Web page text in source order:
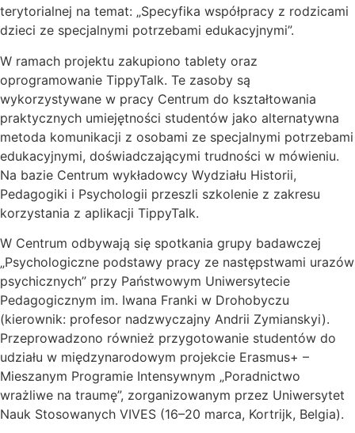
terytorialnej na temat: „Specyfika współpracy z rodzicami
dzieci ze specjalnymi potrzebami edukacyjnymi”.
W ramach projektu zakupiono tablety oraz
oprogramowanie TippyTalk. Te zasoby są
wykorzystywane w pracy Centrum do kształtowania
praktycznych umiejętności studentów jako alternatywna
metoda komunikacji z osobami ze specjalnymi potrzebami
edukacyjnymi, doświadczającymi trudności w mówieniu.
Na bazie Centrum wykładowcy Wydziału Historii,
Pedagogiki i Psychologii przeszli szkolenie z zakresu
korzystania z aplikacji TippyTalk.
W Centrum odbywają się spotkania grupy badawczej
„Psychologiczne podstawy pracy ze następstwami urazów
psychicznych” przy Państwowym Uniwersytecie
Pedagogicznym im. Iwana Franki w Drohobyczu
(kierownik: profesor nadzwyczajny Andrii Zymianskyi).
Przeprowadzono również przygotowanie studentów do
udziału w międzynarodowym projekcie Erasmus+ –
Mieszanym Programie Intensywnym „Poradnictwo
wrażliwe na traumę”, zorganizowanym przez Uniwersytet
Nauk Stosowanych VIVES (16–20 marca, Kortrijk, Belgia).